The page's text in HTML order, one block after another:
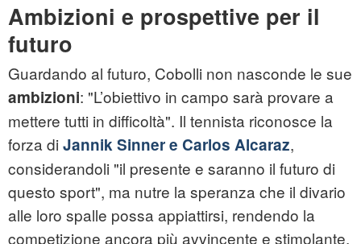
Ambizioni e prospettive per il
futuro
Guardando al futuro, Cobolli non nasconde le sue
ambizioni: "L’obiettivo in campo sarà provare a
mettere tutti in difficoltà". Il tennista riconosce la
forza di Jannik Sinner e Carlos Alcaraz,
considerandoli "il presente e saranno il futuro di
questo sport", ma nutre la speranza che il divario
alle loro spalle possa appiattirsi, rendendo la
competizione ancora più avvincente e stimolante.